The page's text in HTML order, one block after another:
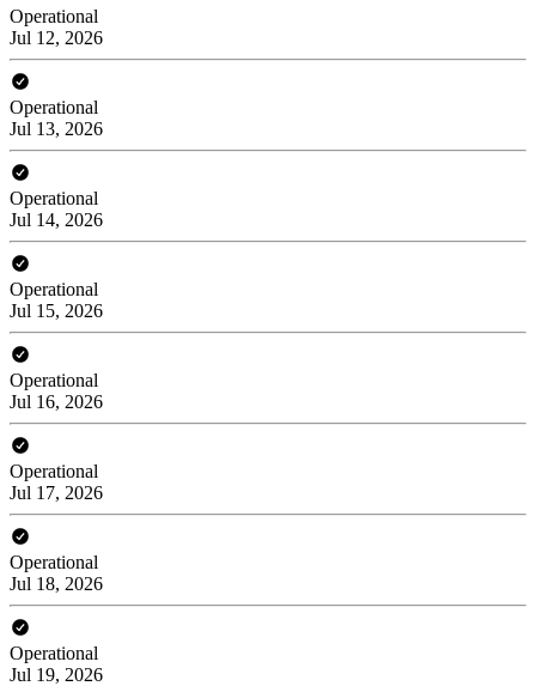
Operational
Jul 12, 2026
Operational
Jul 13, 2026
Operational
Jul 14, 2026
Operational
Jul 15, 2026
Operational
Jul 16, 2026
Operational
Jul 17, 2026
Operational
Jul 18, 2026
Operational
Jul 19, 2026